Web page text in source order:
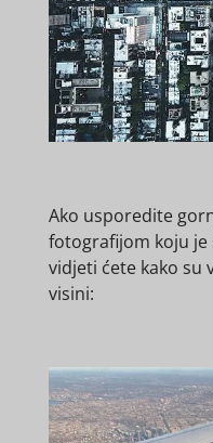
Ako usporedite
fotografijom koju
vidjeti ćete kako su
visini: